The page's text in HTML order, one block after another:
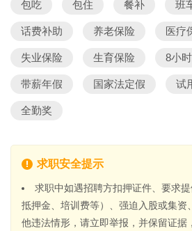
包吃 包住 餐补 班
话费补助 养老保险 医疗
失业保险 生育保险 8小
带薪年假 国家法定假 试
全勤奖
求职安全提示
求职中如遇招聘方扣押证件、要求
抵押金、培训费等）、强迫入股或集资
他违法情形，请立即举报，并保留证据